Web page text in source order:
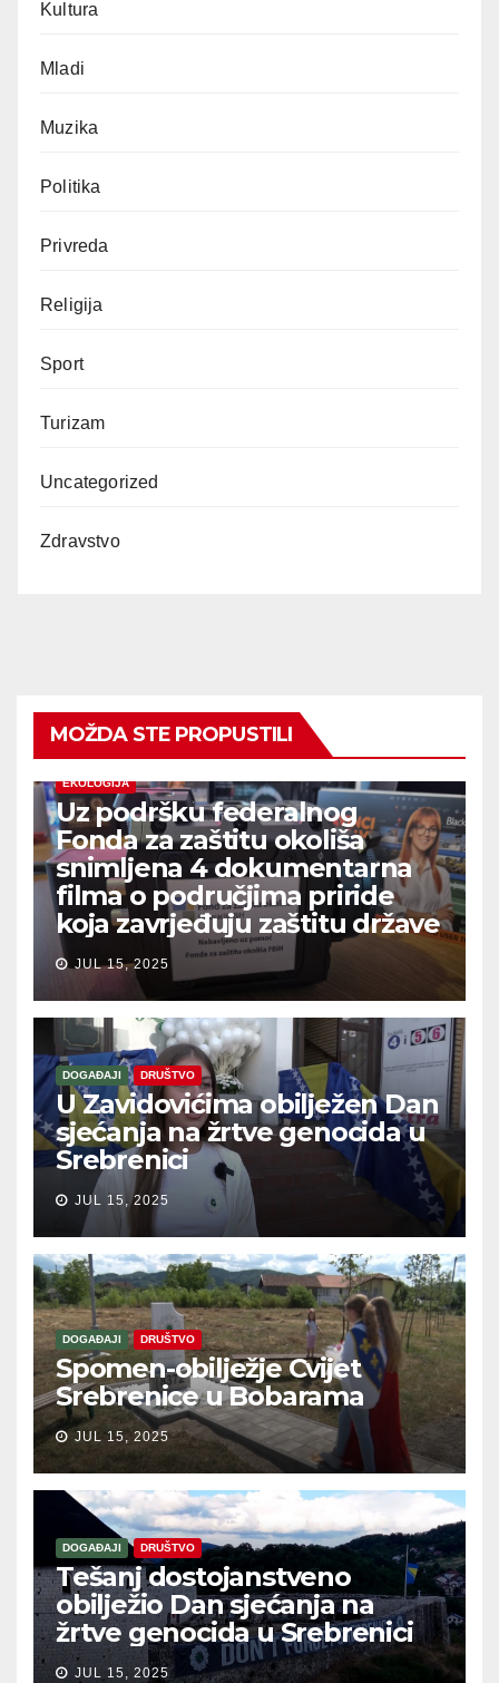
Kultura
Mladi
Muzika
Politika
Privreda
Religija
Sport
Turizam
Uncategorized
Zdravstvo
MOŽDA STE PROPUSTILI
EKOLOGIJA
Uz podršku federalnog
Fonda za zaštitu okoliša
snimljena 4 dokumentarna
filma o područjima priride
koja zavrjeđuju zaštitu države
JUL 15, 2025
DOGAĐAJI DRUŠTVO
U Zavidovićima obilježen Dan
sjećanja na žrtve genocida u
Srebrenici
JUL 15, 2025
DOGAĐAJI DRUŠTVO
Spomen-obilježje Cvijet
Srebrenice u Bobarama
JUL 15, 2025
DOGAĐAJI DRUŠTVO
Tešanj dostojanstveno
obilježio Dan sjećanja na
žrtve genocida u Srebrenici
JUL 15, 2025